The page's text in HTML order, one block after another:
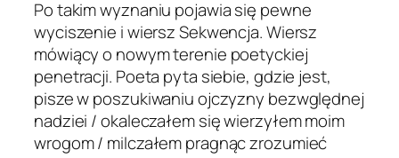
Po takim wyznaniu pojawia się pewne
wyciszenie i wiersz Sekwencja. Wiersz
mówiący o nowym terenie poetyckiej
penetracji. Poeta pyta siebie, gdzie jest,
pisze w poszukiwaniu ojczyzny bezwględnej
nadziei / okaleczałem się wierzyłem moim
wrogom / milczałem pragnąc zrozumieć